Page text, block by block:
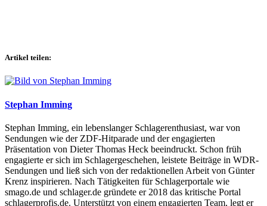
Artikel teilen:
Stephan Imming
Stephan Imming, ein lebenslanger Schlagerenthusiast, war von
Sendungen wie der ZDF-Hitparade und der engagierten
Präsentation von Dieter Thomas Heck beeindruckt. Schon früh
engagierte er sich im Schlagergeschehen, leistete Beiträge in WDR-
Sendungen und ließ sich von der redaktionellen Arbeit von Günter
Krenz inspirieren. Nach Tätigkeiten für Schlagerportale wie
smago.de und schlager.de gründete er 2018 das kritische Portal
schlagerprofis.de. Unterstützt von einem engagierten Team, legt er